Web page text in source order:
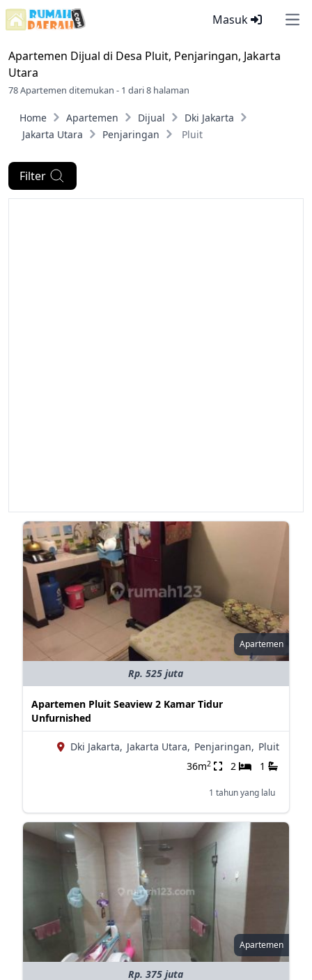
Masuk
Apartemen Dijual di Desa Pluit, Penjaringan, Jakarta
Utara
78 Apartemen ditemukan - 1 dari 8 halaman
Home Apartemen Dijual
Dki Jakarta
Jakarta Utara
Penjaringan Pluit
Filter
Apartemen
Rp. 525 juta
Apartemen Pluit Seaview 2 Kamar Tidur
Unfurnished
Dki Jakarta, Jakarta Utara, Penjaringan, Pluit
36m2 2 1
1 tahun yang lalu
Apartemen
Rp. 375 juta